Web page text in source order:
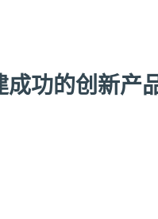
功的创新产